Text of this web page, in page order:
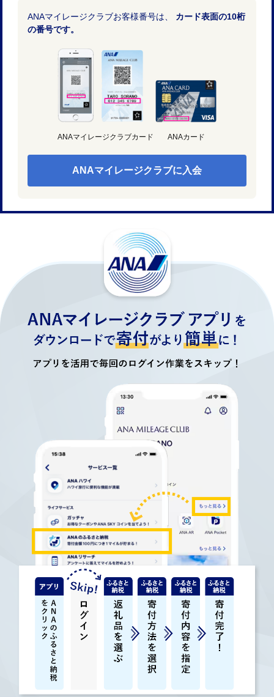
ANAマイレージクラブお客様番号は、 カード表面の10桁
の番号です。
ANAマイレージクラブカード ANAカード
ANAマイレージクラブに入会